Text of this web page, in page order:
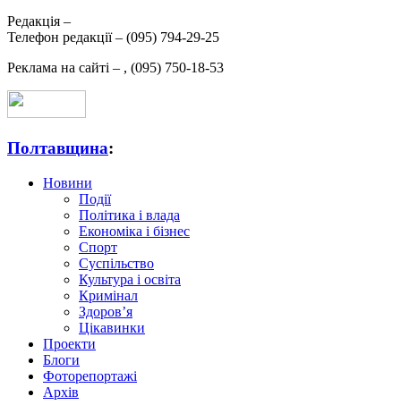
Редакція –
Телефон редакції – (095) 794-29-25
Реклама на сайті – , (095) 750-18-53
Полтавщина:
Новини
Події
Політика і влада
Економіка і бізнес
Спорт
Суспільство
Культура і освіта
Кримінал
Здоров’я
Цікавинки
Проекти
Блоги
Фоторепортажі
Архів